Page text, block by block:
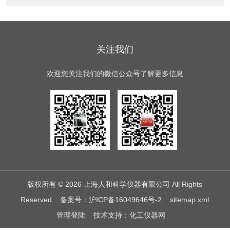
关注我们
欢迎您关注我们的微信公众号了解更多信息
版权所有 © 2026 上海人和科学仪器有限公司 All Rights
Reserved备案号：沪ICP备16049646号-2
sitemap.xml
管理登陆技术支持： 化工仪器网